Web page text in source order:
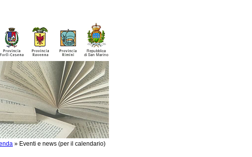
» Eventi e news (per il calendario)